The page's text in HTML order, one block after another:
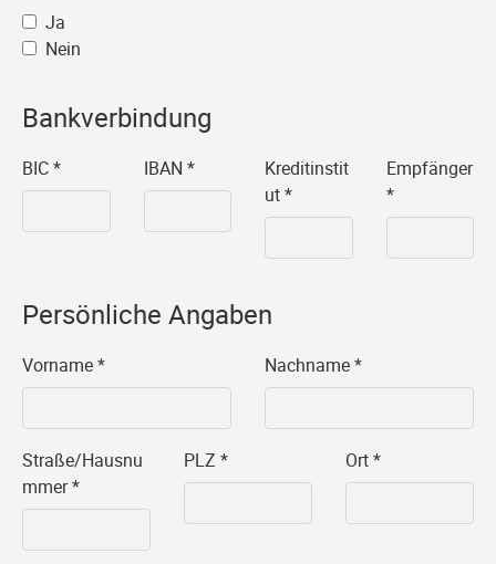
Ja
Nein
Bankverbindung
BIC* IBAN *
Kreditinstit
ut*
Empfänger
*
Persönliche Angaben
Vorname* Nachname*
Straße/Hausnu
mmer*
PLZ * Ort*